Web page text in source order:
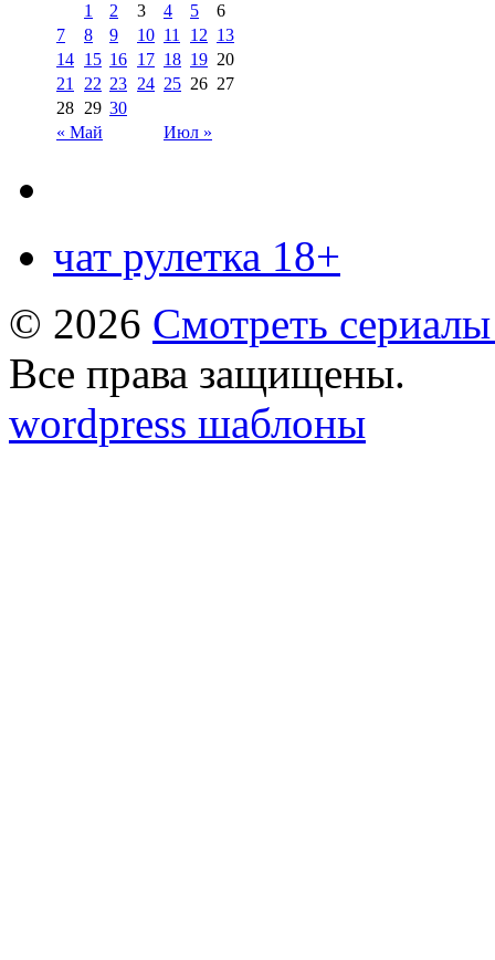
« Май Июл »
1 2 3 4 5
6
7
8 9 10 11 12 13
14 15 16 17 18 19 20
21
22 23 24 25 26 27
28 29 30
чат рулетка 18+
© 2026 Смотреть
Все права защищены.
wordpress шаблоны